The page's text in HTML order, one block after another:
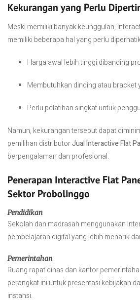
Kekurangan yang Perlu
Meski memiliki banyak keunggulan,
memiliki beberapa hal yang perlu
Harga awal lebih tinggi dibanding
Membutuhkan dinding atau bracket
Perlu pelatihan singkat untuk
Namun, kekurangan tersebut dapat
pemilihan distributorJual Interactive Flat
berpengalaman dan profesional.
Penerapan Interactive Flat
Sektor Probolinggo
Pendidikan
Sekolah dan madrasah menggunakan
pembelajaran digital yang lebih menarik
Pemerintahan
Ruang rapat dinas dan kantor
perangkat ini untuk presentasi kebijakan
instansi.